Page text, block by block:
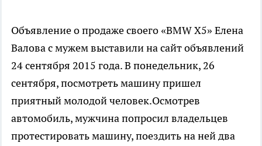
Объявление о продаже своего «BMW X5» Елена
Валова с мужем выставили на сайт объявлений
24 сентября 2015 года. В понедельник, 26
сентября, посмотреть машину пришел
приятный молодой человек.Осмотрев
автомобиль, мужчина попросил владельцев
протестировать машину, поездить на ней два